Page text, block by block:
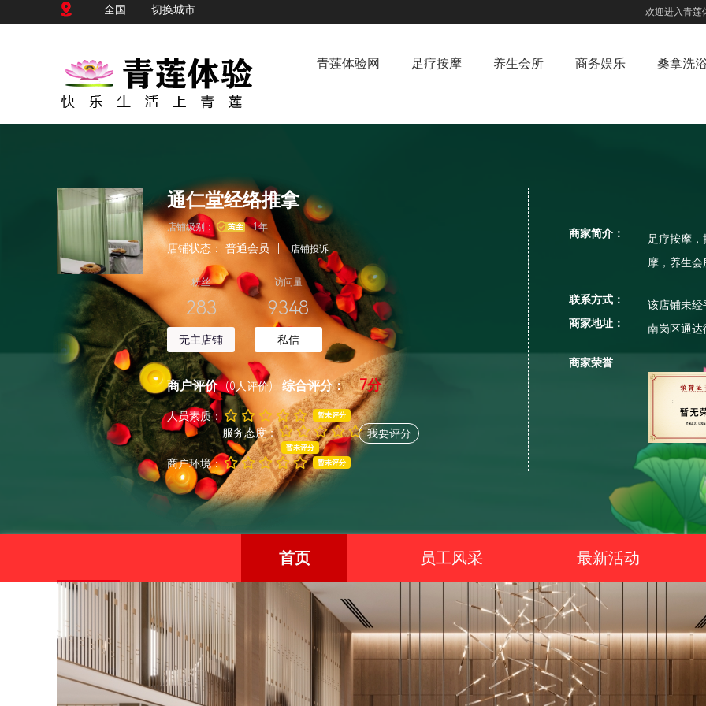
全国 切换城市 欢迎进入青莲
青莲体验网 足疗按摩 养生会所 商务娱乐 桑拿洗
通仁堂经络推拿
店铺级别： 1年
店铺状态： 普通会员 店铺投诉
粉丝
283
无主店铺
访问量
9348
私信
商户评价 (0人评价) 综合评分： 7分
人员素质： 暂未评分
服务态度：
暂未评分
商户环境： 暂未评分
我要评分
商家简介：
足疗按摩
摩，养生
联系方式：
该店铺未经
商家地址：
南岗区通
商家荣誉
首页 员工风采 最新活动